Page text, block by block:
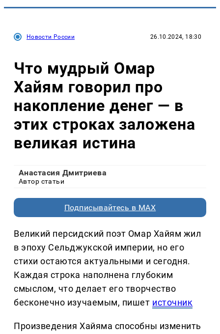
Новости России 26.10.2024, 18:30
Что мудрый Омар
Хайям говорил про
накопление денег — в
этих строках заложена
великая истина
Анастасия Дмитриева
Автор статьи
Подписывайтесь в MAX
Великий персидский поэт Омар Хайям жил
в эпоху Сельджукской империи, но его
стихи остаются актуальными и сегодня.
Каждая строка наполнена глубоким
смыслом, что делает его творчество
бесконечно изучаемым, пишет источник
Произведения Хайяма способны изменить